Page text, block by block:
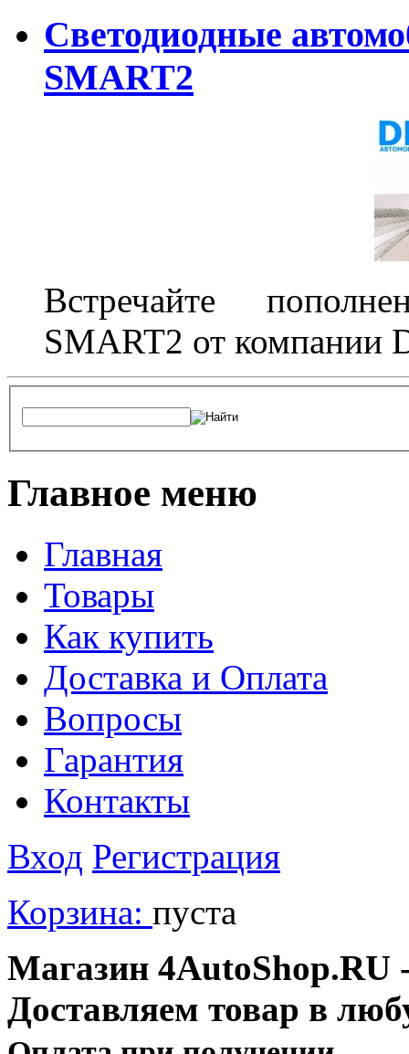
Светодиодные
SMART2
Встречайте
SMART2 от компании
Главное меню
Главная
Товары
Как купить
Доставка и Оплата
Вопросы
Гарантия
Контакты
Вход Регистрация
Корзина: пуста
Магазин 4AutoShop.RU
Доставляем товар в